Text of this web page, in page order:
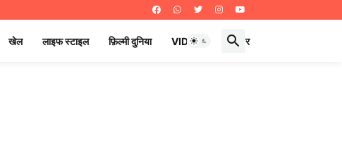
खेल लाइफ स्टाइल फ़िल्मी दुनिया VIDEOS ई पेपर